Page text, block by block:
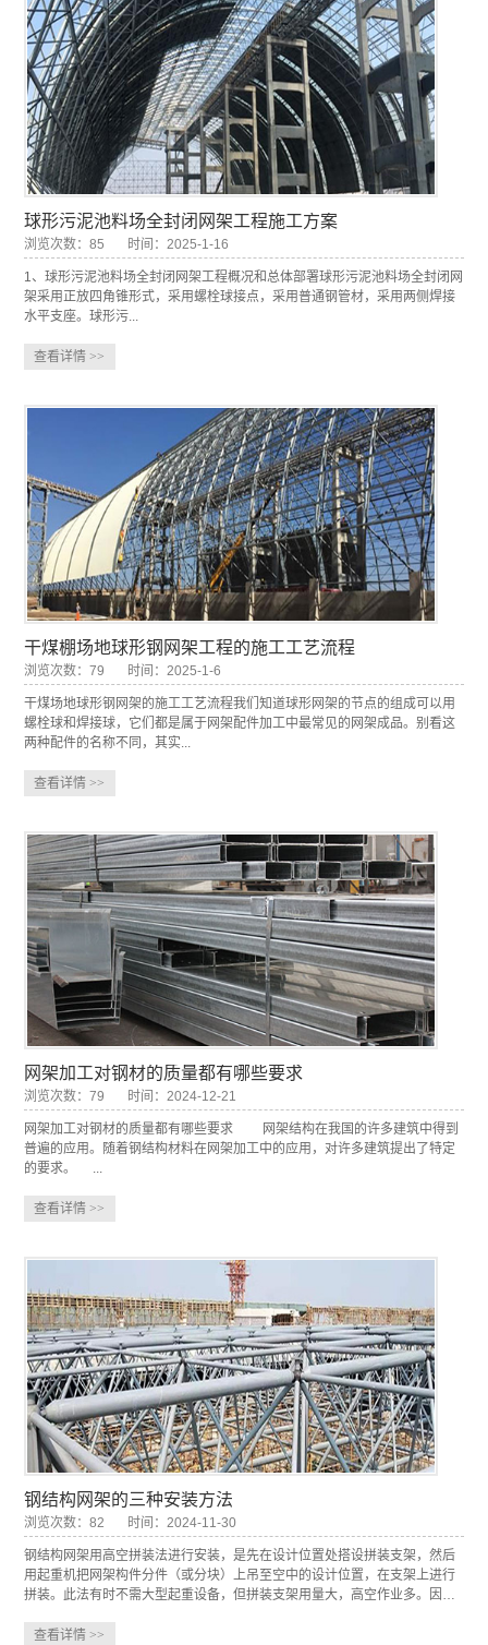
球形污泥池料场全封闭网架工程施工方案
浏览次数：85 时间：2025-1-16
1、球形污泥池料场全封闭网架工程概况和总体部署球形污泥池料场全封闭网
架采用正放四角锥形式，采用螺栓球接点，采用普通钢管材，采用两侧焊接
水平支座。球形污...
查看详情 >>
干煤棚场地球形钢网架工程的施工工艺流程
浏览次数：79 时间：2025-1-6
干煤场地球形钢网架的施工工艺流程我们知道球形网架的节点的组成可以用
螺栓球和焊接球，它们都是属于网架配件加工中最常见的网架成品。别看这
两种配件的名称不同，其实...
查看详情 >>
网架加工对钢材的质量都有哪些要求
浏览次数：79 时间：2024-12-21
网架加工对钢材的质量都有哪些要求 网架结构在我国的许多建筑中得到
普遍的应用。随着钢结构材料在网架加工中的应用，对许多建筑提出了特定
的要求。 ...
查看详情 >>
钢结构网架的三种安装方法
浏览次数：82 时间：2024-11-30
钢结构网架用高空拼装法进行安装，是先在设计位置处搭设拼装支架，然后
用起重机把网架构件分件（或分块）上吊至空中的设计位置，在支架上进行
拼装。此法有时不需大型起重设备，但拼装支架用量大，高空作业多。因
适宜，目前仍有一些钢网架用此法施工。
查看详情 >>